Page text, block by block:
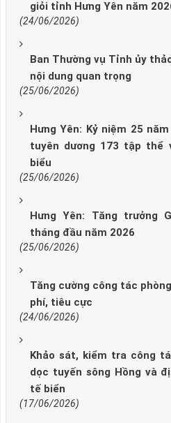
giỏi tỉnh Hưng Yên năm
(24/06/2026)
Ban Thường vụ Tỉnh ủy
nội dung quan trọng
(25/06/2026)
Hưng Yên: Kỷ niệm 25
tuyên dương 173 tập thể
biểu
(25/06/2026)
Hưng Yên: Tăng trưởng
tháng đầu năm 2026
(25/06/2026)
Tăng cường công tác
phí, tiêu cực
(24/06/2026)
Khảo sát, kiểm tra công
dọc tuyến sông Hồng và
tế biển
(17/06/2026)